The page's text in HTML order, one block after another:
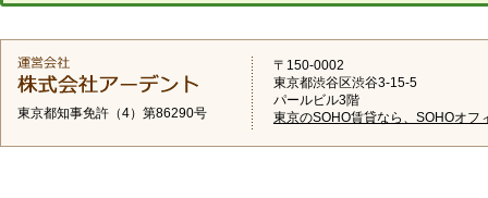
東京都知事免許（4）第86290号
〒150-0002
東京都渋谷区渋谷3-15-5
パールビル3階
東京のSOHO賃貸なら、SOHOオフ